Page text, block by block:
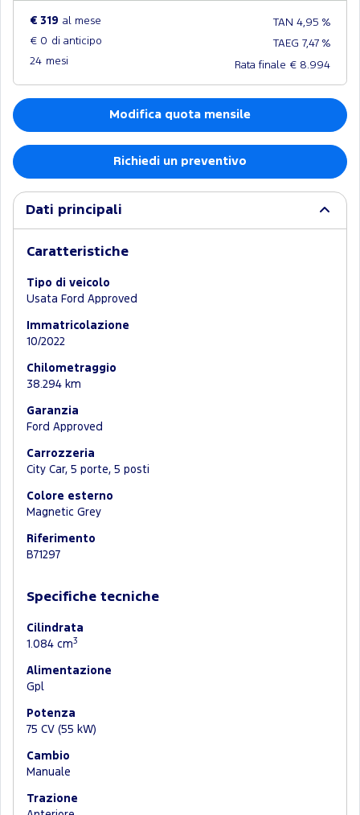
€ 319 al mese
€ 0 di anticipo
24 mesi
TAN 4,95 %
TAEG 7,47 %
Rata finale € 8.994
Modifica quota mensile
Richiedi un preventivo
Dati principali
Caratteristiche
Tipo di veicolo
Usata Ford Approved
Immatricolazione
10/2022
Chilometraggio
38.294 km
Garanzia
Ford Approved
Carrozzeria
City Car, 5 porte, 5 posti
Colore esterno
Magnetic Grey
Riferimento
B71297
Specifiche tecniche
Cilindrata
1.084 cm3
Alimentazione
Gpl
Potenza
75 CV (55 kW)
Cambio
Manuale
Trazione